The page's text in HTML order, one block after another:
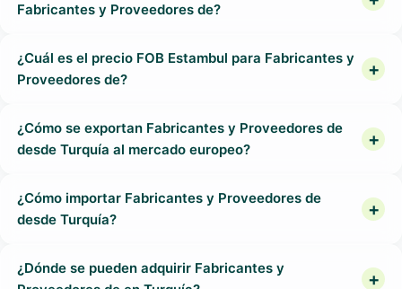
Fabricantes y Proveedores de?
¿Cuál es el precio FOB Estambul para Fabricantes y
Proveedores de?
¿Cómo se exportan Fabricantes y Proveedores de
desde Turquía al mercado europeo?
¿Cómo importar Fabricantes y Proveedores de
desde Turquía?
¿Dónde se pueden adquirir Fabricantes y